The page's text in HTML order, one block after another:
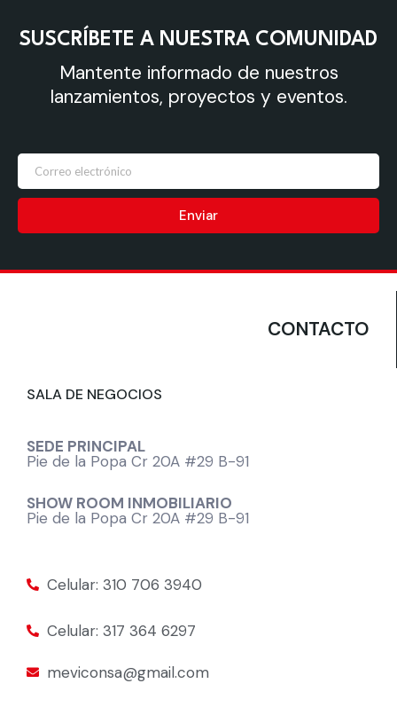
SUSCRÍBETE A NUESTRA COMUNIDAD
Mantente informado de nuestros
lanzamientos, proyectos y eventos.
Enviar
CONTACTO
SALA DE NEGOCIOS
SEDE PRINCIPAL
Pie de la Popa Cr 20A #29 B-91
SHOW ROOM INMOBILIARIO
Pie de la Popa Cr 20A #29 B-91
Celular: 310 706 3940
Celular: 317 364 6297
meviconsa@gmail.com